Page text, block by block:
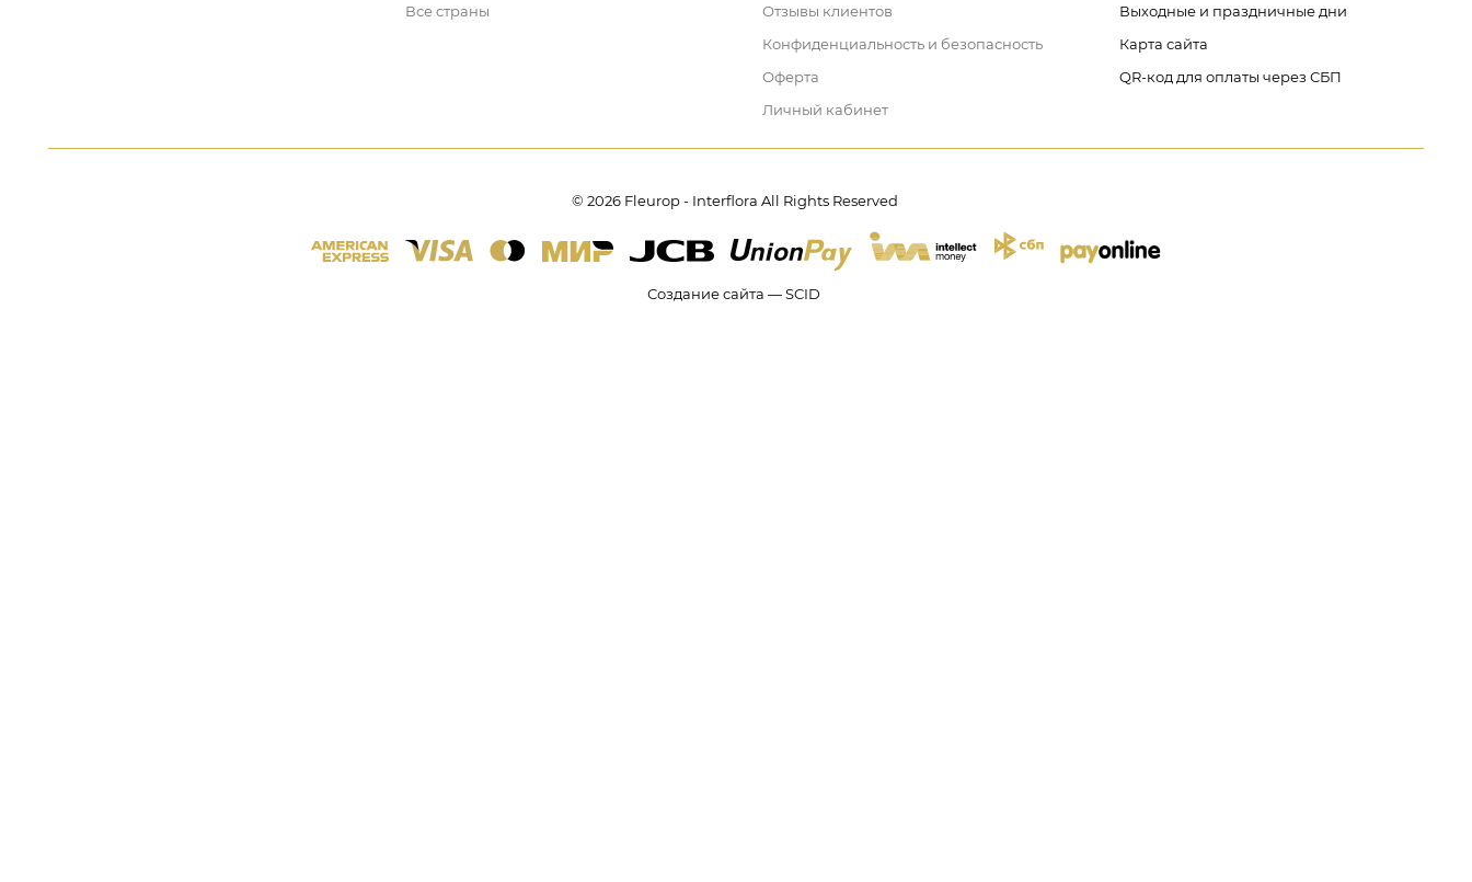
Все страны
Отзывы клиентов
Конфиденциальность и безопасность
Оферта
Личный кабинет
Выходные и праздничные дни
Карта сайта
QR-код для оплаты через СБП
© 2026 Fleurop - Interflora All Rights Reserved
Создание сайта — SCID